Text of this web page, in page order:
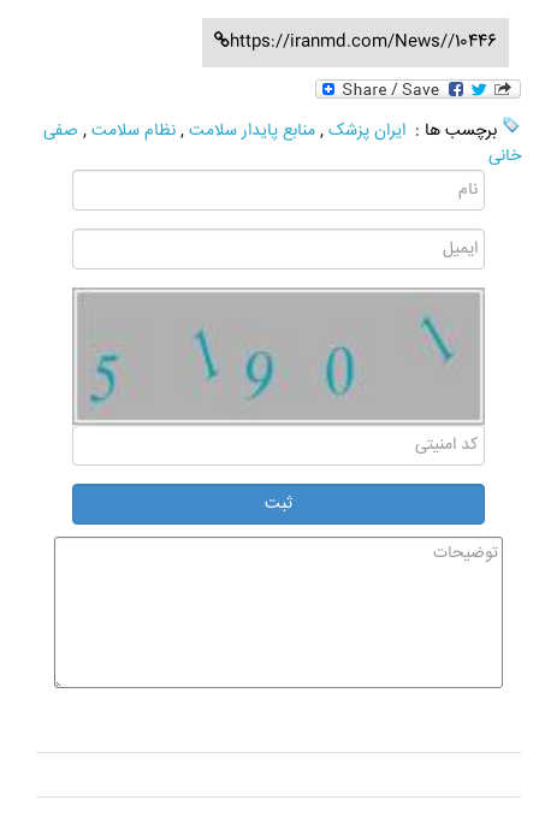
https://iranmd.com/News//10446
برچسب ها : ایران پزشک,منابع پایدار سلامت,نظام سلامت, صفی
خانی